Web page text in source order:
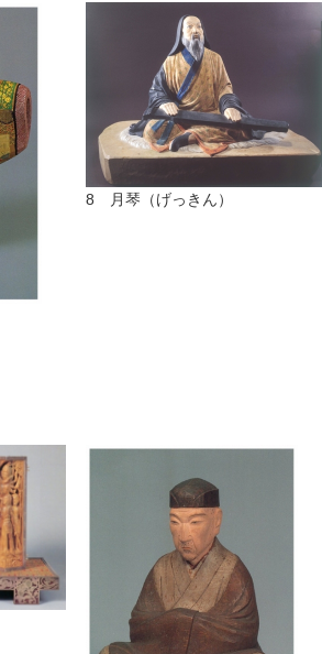
8 月琴（げっきん）